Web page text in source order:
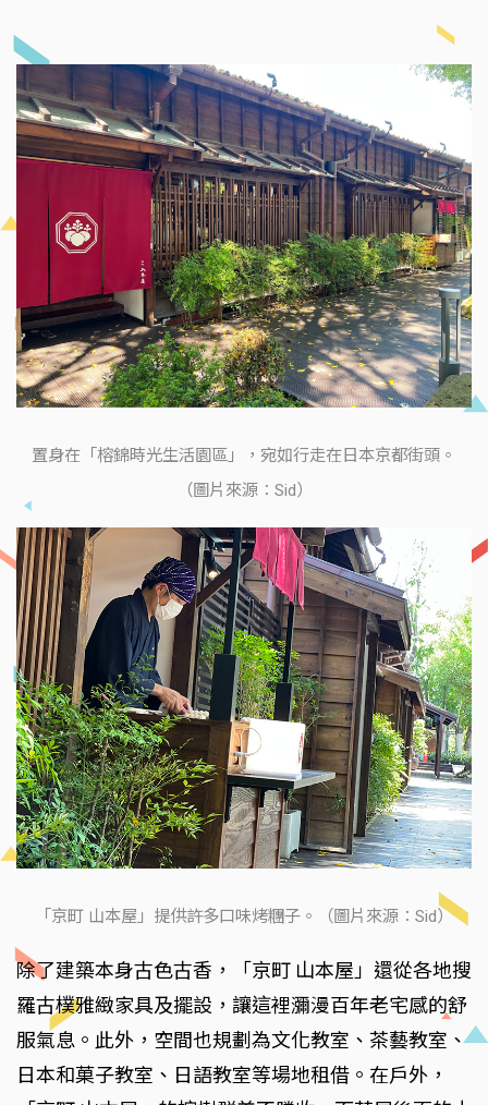
置身在「榕錦時光生活園區」，宛如行走在日本京都街頭。
（圖片來源：Sid）
「京町 山本屋」提供許多口味烤糰子。（圖片來源：Sid）
除了建築本身古色古香，「京町 山本屋」還從各地搜
羅古樸雅緻家具及擺設，讓這裡瀰漫百年老宅感的舒
服氣息。此外，空間也規劃為文化教室、茶藝教室、
日本和菓子教室、日語教室等場地租借。在戶外，